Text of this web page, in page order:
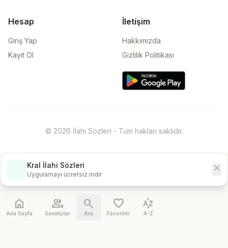
Hesap
Giriş Yap
Kayıt Ol
İletişim
Hakkımızda
Gizlilik Politikası
© 2026 İlahi Sözleri - Tüm hakları saklıdır.
Kral İlahi Sözleri
Uygulamayı ücretsiz indir
close
home
Ana Sayfa
people
Sanatçılar
search
Ara
favorite
Favoriler
sort_by_alpha
A-Z